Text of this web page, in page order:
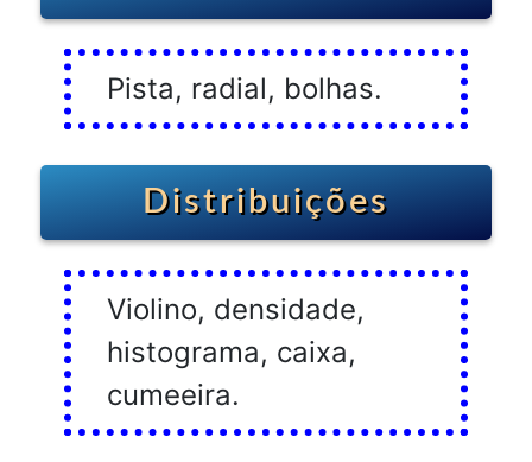
Pista, radial, bolhas.
Distribuições
Violino, densidade,
histograma, caixa,
cumeeira.